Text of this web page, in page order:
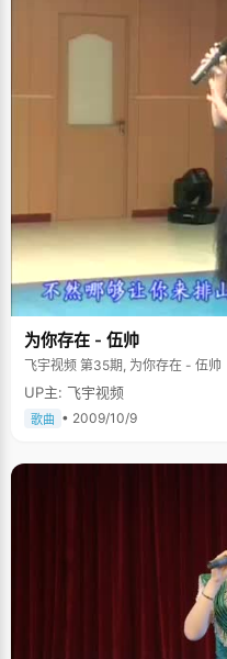
为你存在 - 伍帅
飞宇视频 第35期, 为你存在 - 伍帅
UP主: 飞宇视频
歌曲 • 2009/10/9